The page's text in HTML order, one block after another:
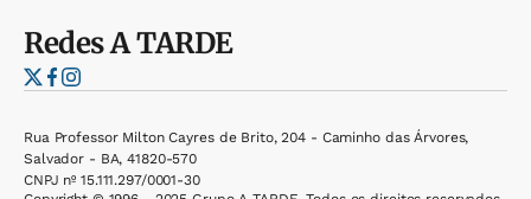
RedesA TARDE
Rua Professor Milton Cayres de Brito, 204 - Caminho das Árvores,
Salvador - BA, 41820-570
CNPJ nº 15.111.297/0001-30